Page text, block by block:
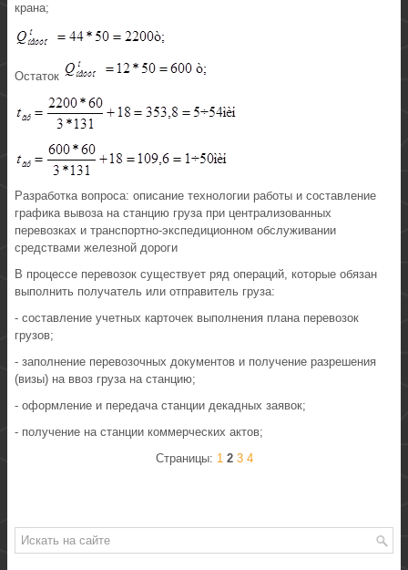
крана;
Остаток
Разработка вопроса: описание технологии работы и составление
графика вывоза на станцию груза при централизованных
перевозках и транспортно-экспедиционном обслуживании
средствами железной дороги
В процессе перевозок существует ряд операций, которые обязан
выполнить получатель или отправитель груза:
- составление учетных карточек выполнения плана перевозок
грузов;
- заполнение перевозочных документов и получение разрешения
(визы) на ввоз груза на станцию;
- оформление и передача станции декадных заявок;
- получение на станции коммерческих актов;
Страницы: 1 2 3 4